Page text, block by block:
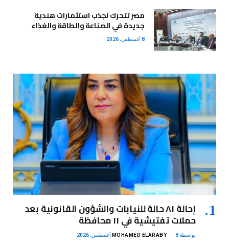
مصر تتحرك لجذب استثمارات هندية
جديدة في الصناعة والطاقة والغذاء
8 أغسطس، 2026
إحالة ٨١ حالة للنيابات والشؤون القانونية بعد
حملات تفتيشية في ١١ محافظة
بواسطة MOHAMED ELARABY 8 أغسطس، 2026